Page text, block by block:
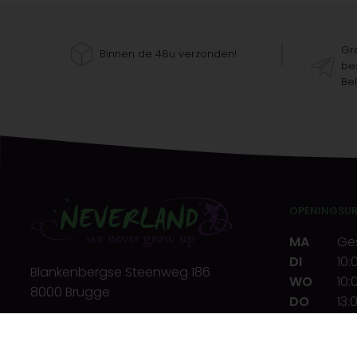
Binnen de 48u verzonden!
Blankenbergse Steenweg 186
8000 Brugge
MA
DI
WO
DO